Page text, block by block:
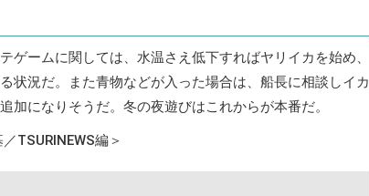
ゲームに関しては、水温さえ低下すればヤリイカを始め、
状況だ。また青物などが入った場合は、船長に相談しイカ
加になりそうだ。冬の夜遊びはこれからが本番だ。
TSURINEWS編＞